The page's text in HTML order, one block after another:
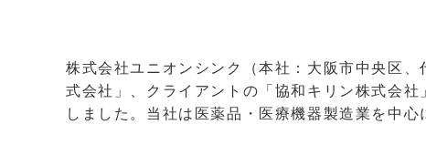
株式会社ユニオンシンク（本社：大阪市中央区
式会社」、クライアントの「協和キリン株式会
しました。当社は医薬品・医療機器製造業を中